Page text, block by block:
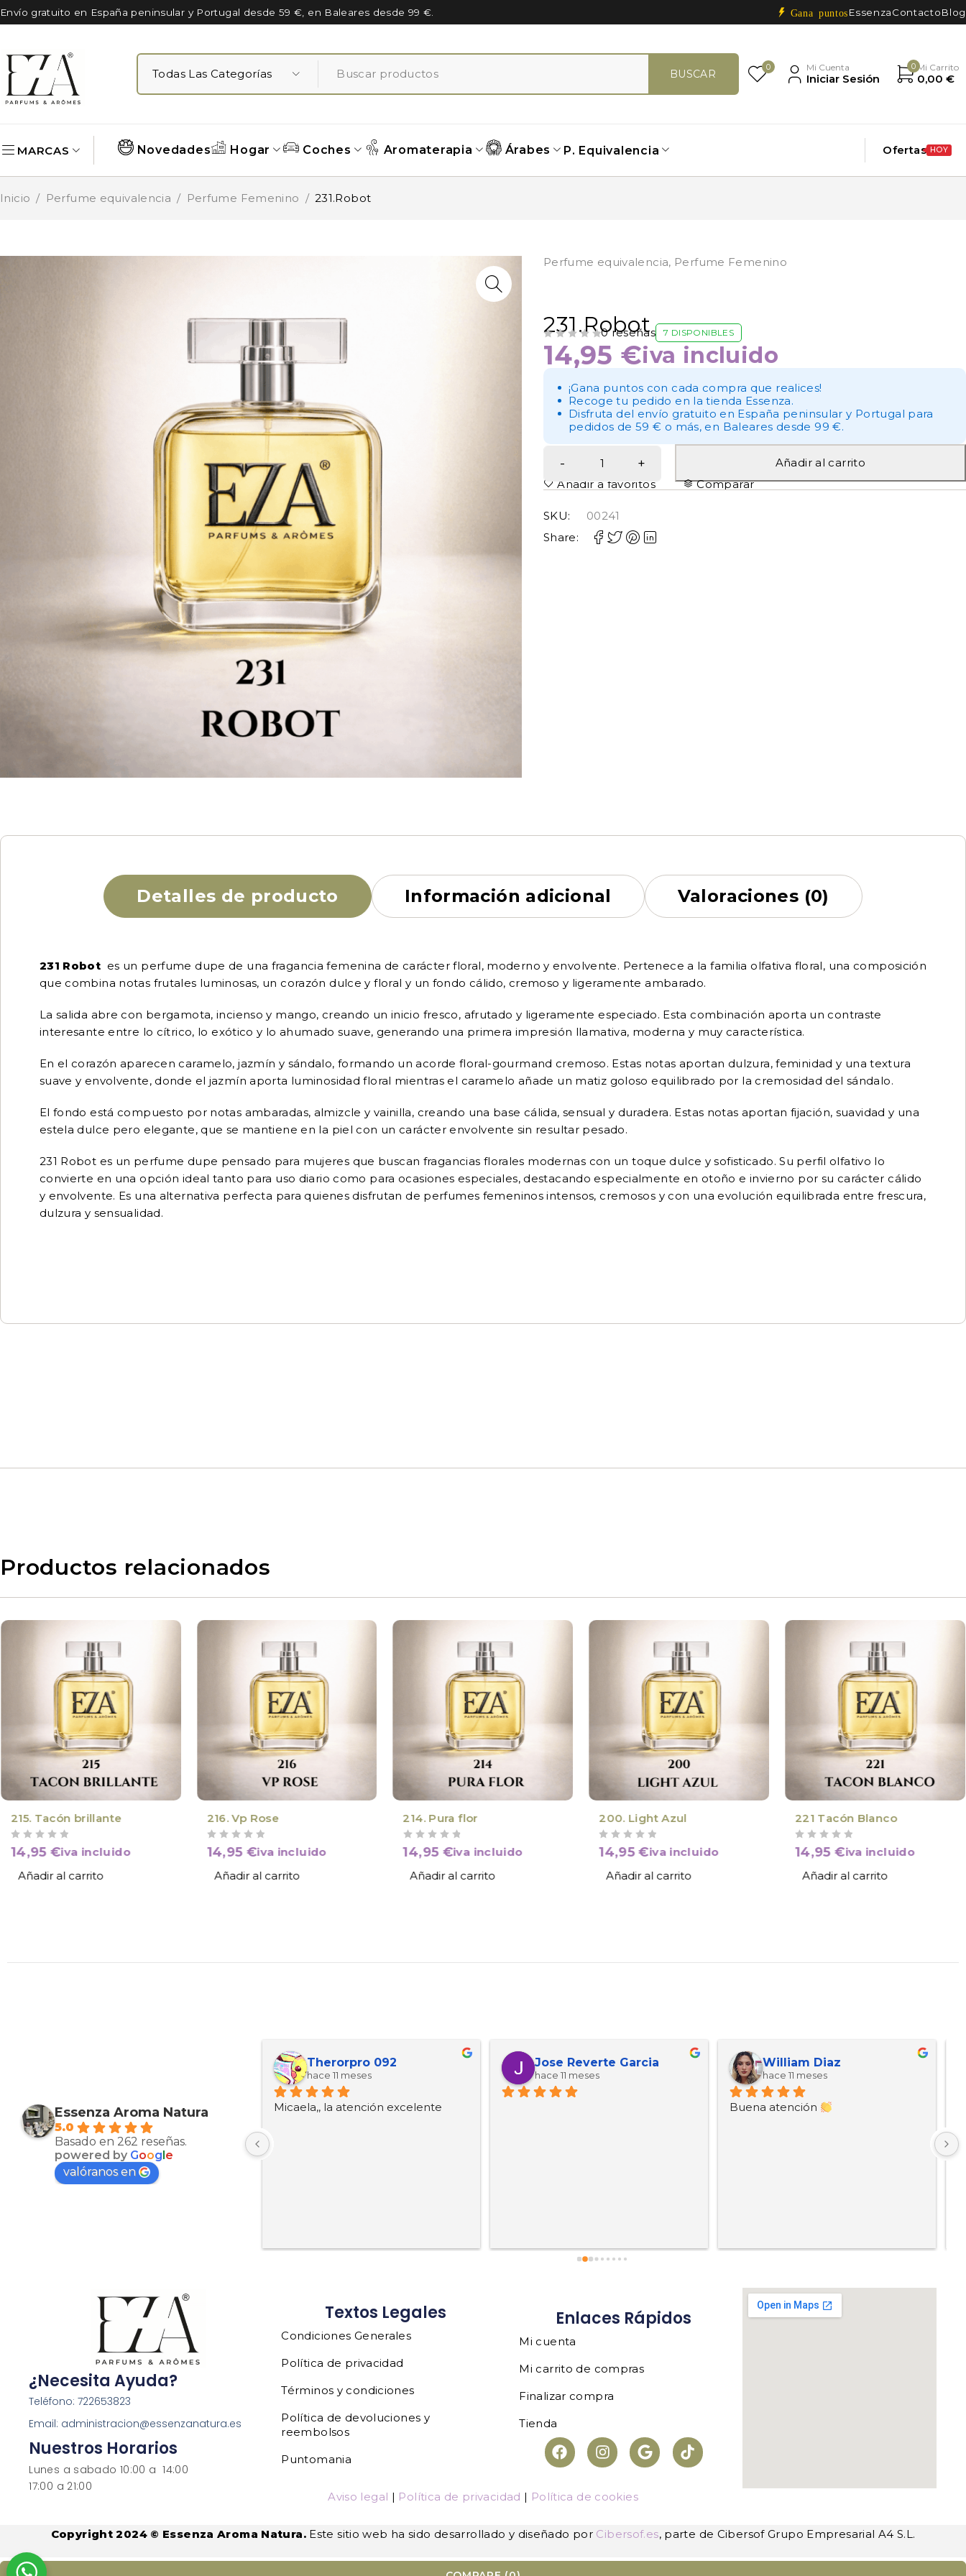
Envío gratuito en España peninsular y Portugal desde 59 €, en Baleares desde 99 €. Gana puntos EssenzaContactoBlog
0 Mi Cuenta
Iniciar Sesión
0 Mi Carrito
0,00 €
MARCAS Novedades Hogar Coches Aromaterapia Árabes P. Equivalencia Ofertas HOY
Inicio / Perfume equivalencia / Perfume Femenino / 231.Robot
Perfume equivalencia, Perfume Femenino
231.Robot
0 reseñas 7 DISPONIBLES
14,95 €iva incluido
¡Gana puntos con cada compra que realices!
Recoge tu pedido en la tienda Essenza.
Disfruta del envío gratuito en España peninsular y Portugal para
pedidos de 59 € o más, en Baleares desde 99 €.
Añadir al carrito
Añadir a favoritos
Comparar
SKU:
00241
Share:
Detalles de producto Información adicional Valoraciones (0)
231 Robot es un perfume dupe de una fragancia femenina de carácter floral, moderno y envolvente. Pertenece a la familia olfativa floral, una composición
que combina notas frutales luminosas, un corazón dulce y floral y un fondo cálido, cremoso y ligeramente ambarado.
La salida abre con bergamota, incienso y mango, creando un inicio fresco, afrutado y ligeramente especiado. Esta combinación aporta un contraste
interesante entre lo cítrico, lo exótico y lo ahumado suave, generando una primera impresión llamativa, moderna y muy característica.
En el corazón aparecen caramelo, jazmín y sándalo, formando un acorde floral-gourmand cremoso. Estas notas aportan dulzura, feminidad y una textura
suave y envolvente, donde el jazmín aporta luminosidad floral mientras el caramelo añade un matiz goloso equilibrado por la cremosidad del sándalo.
El fondo está compuesto por notas ambaradas, almizcle y vainilla, creando una base cálida, sensual y duradera. Estas notas aportan fijación, suavidad y una
estela dulce pero elegante, que se mantiene en la piel con un carácter envolvente sin resultar pesado.
231 Robot es un perfume dupe pensado para mujeres que buscan fragancias florales modernas con un toque dulce y sofisticado. Su perfil olfativo lo
convierte en una opción ideal tanto para uso diario como para ocasiones especiales, destacando especialmente en otoño e invierno por su carácter cálido
y envolvente. Es una alternativa perfecta para quienes disfrutan de perfumes femeninos intensos, cremosos y con una evolución equilibrada entre frescura,
dulzura y sensualidad.
Productos relacionados
215. Tacón brillante
14,95€iva incluido
Añadir al carrito
216. Vp Rose
14,95€iva incluido
Añadir al carrito
214. Pura flor
14,95 €iva incluido
Añadir al carrito
200. Light Azul
14,95€iva incluido
Añadir al carrito
221 Tacón Blanco
14,95€iva incluido
Añadir al carrito
Essenza Aroma Natura
5.0
Basado en 262 reseñas.
powered by Google
valóranos en
Muy bien productos
Therorpro 092
hace 11 meses
Micaela,, la atención excelente
Jose Reverte Garcia
hace 11 meses
William Diaz
hace 11 meses
Buena atención
¿Necesita Ayuda?
Teléfono: 722653823
Email: administracion@essenzanatura.es
Nuestros Horarios
Lunes a sabado 10:00 a 14:00
17:00 a 21:00
Textos Legales
Condiciones Generales
Política de privacidad
Términos y condiciones
Política de devoluciones y
reembolsos
Puntomania
Enlaces Rápidos
Mi cuenta
Mi carrito de compras
Finalizar compra
Tienda
Aviso legal | Política de privacidad | Política de cookies
Copyright 2024 © Essenza Aroma Natura.Este sitio web ha sido desarrollado y diseñado por Cibersof.es, parte de Cibersof Grupo Empresarial A4 S.L.